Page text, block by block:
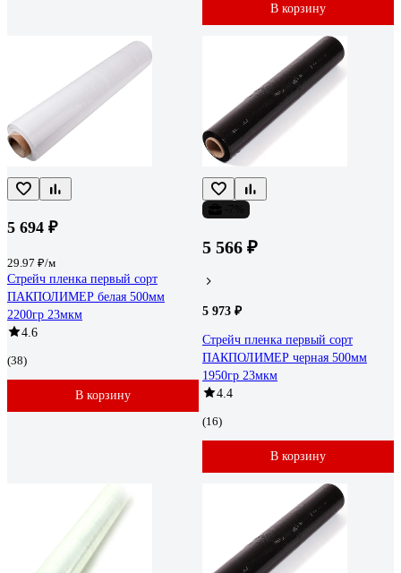
В корзину
5 694 ₽
29.97 ₽/м
Стрейч пленка первый сорт
ПАКПОЛИМЕР белая 500мм
2200гр 23мкм
4.6
(38)
В корзину
5 566 ₽
5 973 ₽
Стрейч пленка первый сорт
ПАКПОЛИМЕР черная 500мм
1950гр 23мкм
4.4
(16)
В корзину